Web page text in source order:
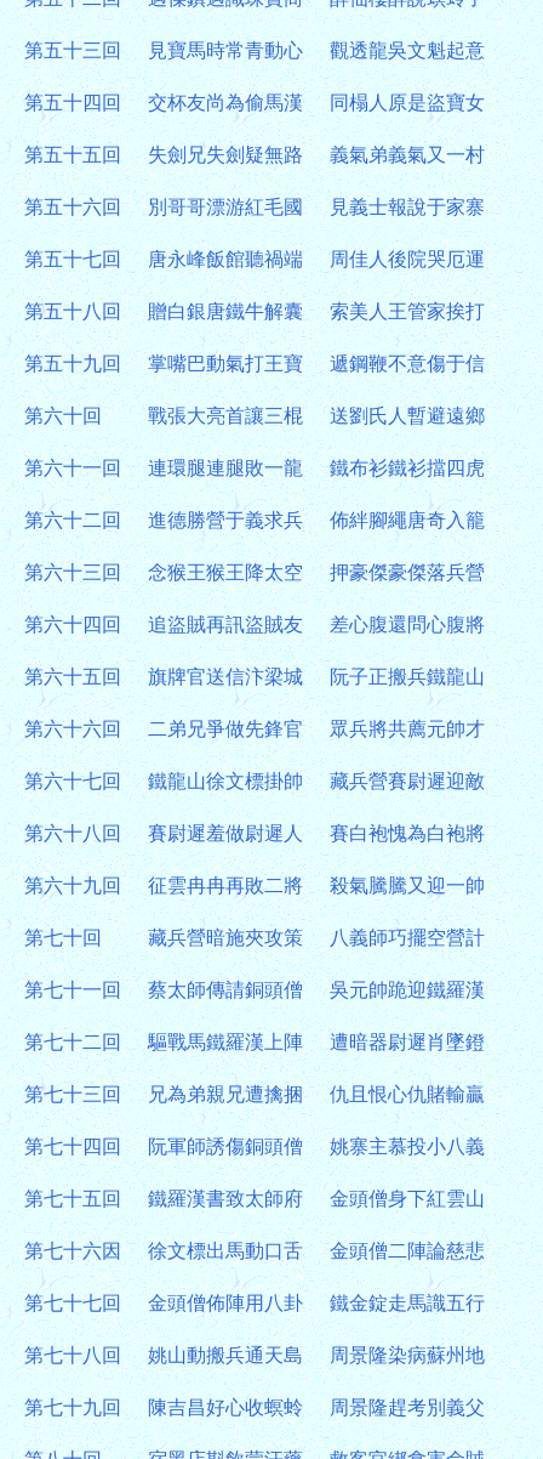
第五十三回 見寶馬時常青動心 觀透龍吳文魁起意
第五十四回 交杯友尚為偷馬漢 同榻人原是盜寶女
第五十五回 失劍兄失劍疑無路 義氣弟義氣又一村
第五十六回 別哥哥漂游紅毛國 見義士報說于家寨
第五十七回 唐永峰飯館聽禍端 周佳人後院哭厄運
第五十八回 贈白銀唐鐵牛解囊 索美人王管家挨打
第五十九回 掌嘴巴動氣打王寶 遞鋼鞭不意傷于信
第六十回 戰張大亮首讓三棍 送劉氏人暫避遠鄉
第六十一回 連環腿連腿敗一龍 鐵布衫鐵衫擋四虎
第六十二回 進德勝營于義求兵 佈絆腳繩唐奇入籠
第六十三回 念猴王猴王降太空 押豪傑豪傑落兵營
第六十四回 追盜賊再訊盜賊友 差心腹還問心腹將
第六十五回 旗牌官送信汴梁城 阮子正搬兵鐵龍山
第六十六回 二弟兄爭做先鋒官 眾兵將共薦元帥才
第六十七回 鐵龍山徐文標掛帥 藏兵營賽尉遲迎敵
第六十八回 賽尉遲羞做尉遲人 賽白袍愧為白袍將
第六十九回 征雲冉冉再敗二將 殺氣騰騰又迎一帥
第七十回 藏兵營暗施夾攻策 八義師巧擺空營計
第七十一回 蔡太師傳請銅頭僧 吳元帥跪迎鐵羅漢
第七十二回 驅戰馬鐵羅漢上陣 遭暗器尉遲肖墜鐙
第七十三回 兄為弟親兄遭擒捆 仇且恨心仇賭輸贏
第七十四回 阮軍師誘傷銅頭僧 姚寨主慕投小八義
第七十五回 鐵羅漢書致太師府 金頭僧身下紅雲山
第七十六因 徐文標出馬動口舌 金頭僧二陣論慈悲
第七十七回 金頭僧佈陣用八卦 鐵金錠走馬識五行
第七十八回 姚山動搬兵通天島 周景隆染病蘇州地
第七十九回 陳吉昌好心收螟蛉 周景隆趕考別義父